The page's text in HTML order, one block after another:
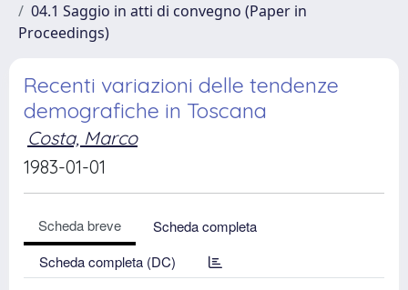
04.1 Saggio in atti di convegno (Paper in
Proceedings)
Recenti variazioni delle tendenze
demografiche in Toscana
Costa, Marco
1983-01-01
Scheda breve
Scheda completa
Scheda completa (DC)